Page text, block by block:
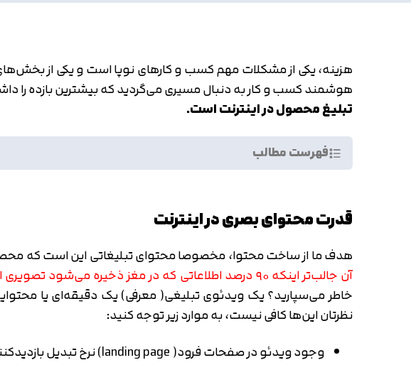
هزینه، یکی از مشکلات مهم کسب و کارهای نوپا است و یکی از
هوشمند کسب و کار به دنبال مسیری می‌گردید که بیشترین بازده را
تبلیغ محصول در اینترنت است.
فهرست مطالب
قدرت محتوای بصری در اینترنت
هدف ما از ساخت محتوا، مخصوصا محتوای تبلیغاتی این است که
آن جالب‌تر اینکه ۹۰ درصد اطلاعاتی که در مغز ذخیره می‌شود تصویری است!
خاطر می‌سپارید؟ یک ویدئوی تبلیغی( معرفی) یک دقیقه‌ای یا
نظرتان این‌ها کافی نیست، به موارد زیر توجه کنید:
وجود ویدئو در صفحات فرود( landing page) نرخ تبدیل بازدیدکننده به خریدار را ۸۰ درصد افزایش می‌دهد